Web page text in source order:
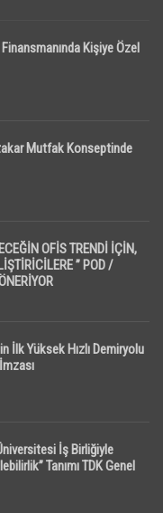
Kişiye Özel
Mutfak Konseptinde
OFİS TRENDİ İÇİN,
” POD /
İlk Yüksek Hızlı Demiryolu
İş Birliğiyle
Tanımı TDK Genel